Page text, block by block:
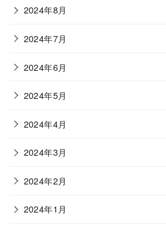
2024年8月
2024年7月
2024年6月
2024年5月
2024年4月
2024年3月
2024年2月
2024年1月